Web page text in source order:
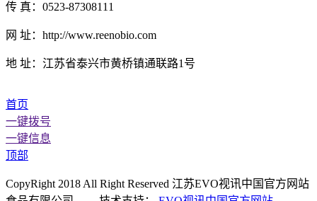
传 真：0523-87308111
网 址：http://www.reenobio.com
地 址：江苏省泰兴市黄桥镇通联路1号
首页
一键拨号
一键信息
顶部
CopyRight 2018 All Right Reserved 江苏EVO视讯中国官方网站